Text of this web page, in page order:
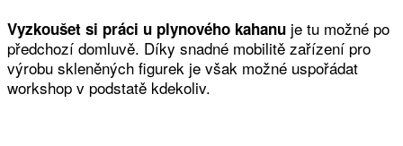
Vyzkoušet si práci u plynového kahanu je tu možné po
předchozí domluvě. Díky snadné mobilitě zařízení pro
výrobu skleněných figurek je však možné uspořádat
workshop v podstatě kdekoliv.